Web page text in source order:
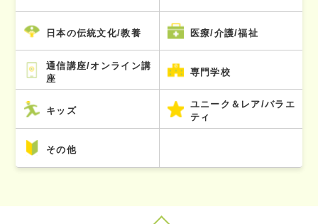
日本の伝統文化/教養 医療/介護/福祉
通信講座/オンライン講
座
専門学校
キッズ
ユニーク＆レア/バラエ
ティ
その他